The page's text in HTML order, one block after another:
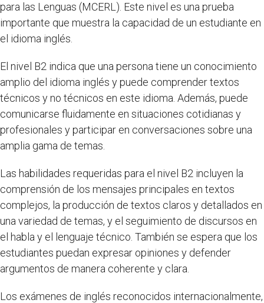
para las Lenguas (MCERL). Este nivel es una prueba
importante que muestra la capacidad de un estudiante en
el idioma inglés.
El nivel B2 indica que una persona tiene un conocimiento
amplio del idioma inglés y puede comprender textos
técnicos y no técnicos en este idioma. Además, puede
comunicarse fluidamente en situaciones cotidianas y
profesionales y participar en conversaciones sobre una
amplia gama de temas.
Las habilidades requeridas para el nivel B2 incluyen la
comprensión de los mensajes principales en textos
complejos, la producción de textos claros y detallados en
una variedad de temas, y el seguimiento de discursos en
el habla y el lenguaje técnico. También se espera que los
estudiantes puedan expresar opiniones y defender
argumentos de manera coherente y clara.
Los exámenes de inglés reconocidos internacionalmente,